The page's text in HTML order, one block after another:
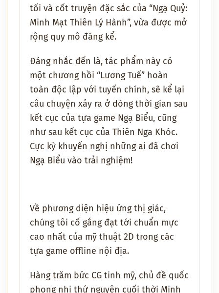
tối và cốt truyện đặc sắc của “Ngạ Quỷ:
Minh Mạt Thiên Lý Hành”, vừa được mở
rộng quy mô đáng kể.
Đáng nhắc đến là, tác phẩm này có
một chương hồi “Lương Tuế” hoàn
toàn độc lập với tuyến chính, sẽ kể lại
câu chuyện xảy ra ở dòng thời gian sau
kết cục của tựa game Ngạ Biểu, cũng
như sau kết cục của Thiên Nga Khóc.
Cực kỳ khuyến nghị những ai đã chơi
Ngạ Biểu vào trải nghiệm!
Về phương diện hiệu ứng thị giác,
chúng tôi cố gắng đạt tới chuẩn mực
cao nhất của mỹ thuật 2D trong các
tựa game offline nội địa.
Hàng trăm bức CG tinh mỹ, chủ đề quốc
phong nhị thứ nguyên cuối thời Minh